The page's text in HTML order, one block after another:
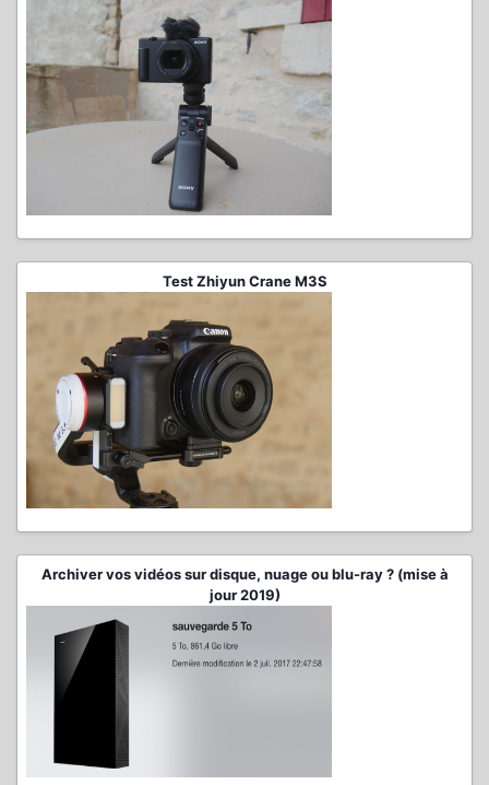
Test Zhiyun Crane M3S
Archiver vos vidéos sur disque, nuage ou blu-ray ? (mise à
jour 2019)